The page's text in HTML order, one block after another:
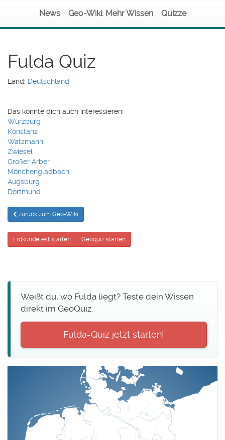
News Geo-Wiki: Mehr Wissen Quizze
Fulda Quiz
Land: Deutschland
Das könnte dich auch interessieren:
Würzburg
Konstanz
Watzmann
Zwiesel
Großer Arber
Mönchengladbach
Augsburg
Dortmund
zurück zum Geo-Wiki
Erdkundetest starten Geoquiz starten
Weißt du, wo Fulda liegt? Teste dein Wissen
direkt im GeoQuiz.
Fulda-Quiz jetzt starten!